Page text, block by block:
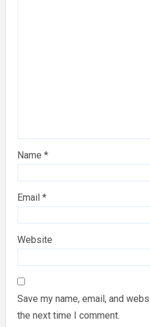
Name*
Email*
Website
Save my name, email, and
the next time I comment.